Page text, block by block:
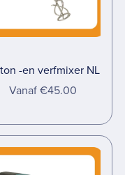
-en verfmixer NL
Vanaf €45.00